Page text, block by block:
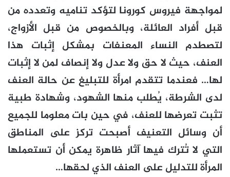
لمواجهة فيروس كورونا لتؤكد تناميه وتعدده من
قبل أفراد العائلة، وبالخصوص من قبل الأزواج،
لتصطدم النساء المعنفات بمشكل إثبات هذا
العنف، حيث لا حق ولا عدل ولا إنصاف لمن لا إثبات
لها… فعندما تتقدم امرأة للتبليغ عن حالة العنف
لدى الشرطة، يُطلب منها الشهود، وشهادة طبية
تثبت تعرضها للعنف، في حين بات معلوما للجميع
أن وسائل التعنيف أصبحت تركز على المناطق
التي لا تُترك فيها آثار ظاهرة يمكن أن تستعملها
المرأة للتدليل على العنف الذي لحقها…